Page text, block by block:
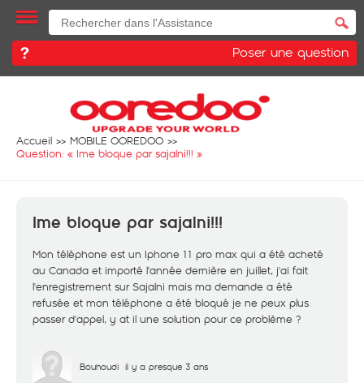
Poser une question
Accueil
MOBILE OOREDOO
Question: « Ime bloque par sajalni!!! »
Ime bloque par sajalni!!!
Mon téléphone est un Iphone 11 pro max qui a été acheté
au Canada et importé l'année dernière en juillet, j'ai fait
l'enregistrement sur Sajalni mais ma demande a été
refusée et mon téléphone a été bloqué je ne peux plus
passer d'appel, y at il une solution pour ce problème ?
Bouhoudi il y a presque 3 ans